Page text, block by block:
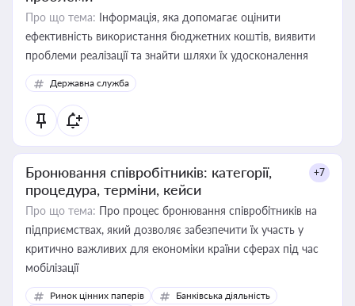
Про що тема: Інформація, яка допомагає оцінити
ефективність використання бюджетних коштів, виявити
проблеми реалізації та знайти шляхи їх удосконалення
Державна служба
Бронювання співробітників: категорії,
процедура, терміни, кейси
+7
Про що тема: Про процес бронювання співробітників на
підприємствах, який дозволяє забезпечити їх участь у
критично важливих для економіки країни сферах під час
мобілізації
Ринок цінних паперів
Банківська діяльність